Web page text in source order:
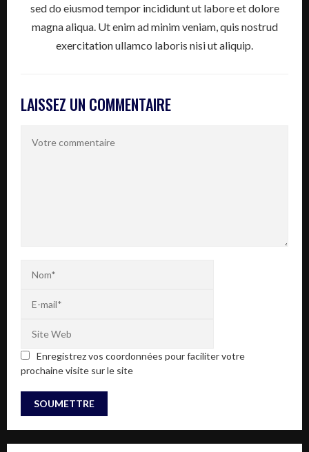
sed do eiusmod tempor incididunt ut labore et dolore
magna aliqua. Ut enim ad minim veniam, quis nostrud
exercitation ullamco laboris nisi ut aliquip.
LAISSEZ UN COMMENTAIRE
Enregistrez vos coordonnées pour faciliter votre
prochaine visite sur le site